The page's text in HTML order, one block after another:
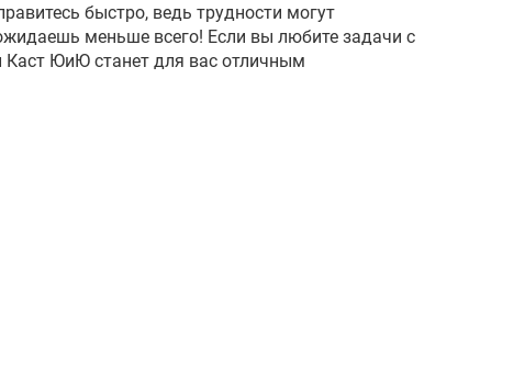
быстро, ведь трудности могут
меньше всего! Если вы любите задачи с
ЮиЮ станет для вас отличным